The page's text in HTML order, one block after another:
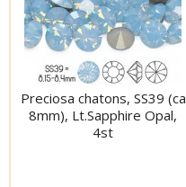
Preciosa chatons, SS39 (ca
8mm), Lt.Sapphire Opal,
4st